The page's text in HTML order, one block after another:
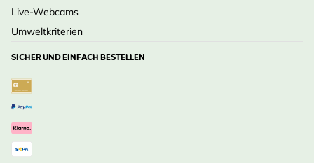
Live-Webcams
Umweltkriterien
SICHER UND EINFACH BESTELLEN